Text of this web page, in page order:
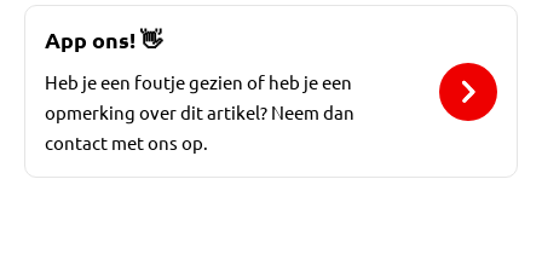
App ons!👋
Heb je een foutje gezien of heb je een
opmerking over dit artikel? Neem dan
contact met ons op.